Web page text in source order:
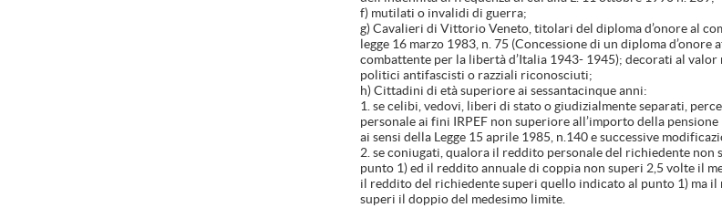
f) mutilati o invalidi di guerra;
g) Cavalieri di Vittorio Veneto, titolari del diploma d’onore al
legge 16 marzo 1983, n. 75 (Concessione di un diploma d’onore
combattente per la libertà d’Italia 1943- 1945); decorati al
politici antifascisti o razziali riconosciuti;
h) Cittadini di età superiore ai sessantacinque anni:
1. se celibi, vedovi, liberi di stato o giudizialmente separati,
personale ai fini IRPEF non superiore all’importo della pensione
ai sensi della Legge 15 aprile 1985, n.140 e successive
2. se coniugati, qualora il reddito personale del richiedente non
punto 1) ed il reddito annuale di coppia non superi 2,5 volte il
il reddito del richiedente superi quello indicato al punto 1) ma
superi il doppio del medesimo limite.